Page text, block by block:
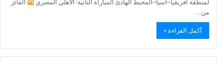
لمنطقة أفريقيا-آسيا-المحيط الهادئ المباراة الثانية: الأهلي المصري
الفائز
من…
أكمل القراءة »